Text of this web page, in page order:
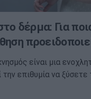
δέρμα: Για
είναι μια
επιθυμία να ξύσετε